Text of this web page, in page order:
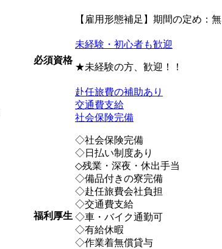
【雇用形態補足】期間の定め：無
必須資格
未経験・初心者も歓迎
★未経験の方、歓迎！！
福利厚生
赴任旅費の補助あり
交通費支給
社会保険完備
◇社会保険完備
◇日払い制度あり
◇残業・深夜・休出手当
◇備品付きの寮完備
◇赴任旅費会社負担
◇交通費支給
◇車・バイク通勤可
◇有給休暇
◇作業着無償貸与